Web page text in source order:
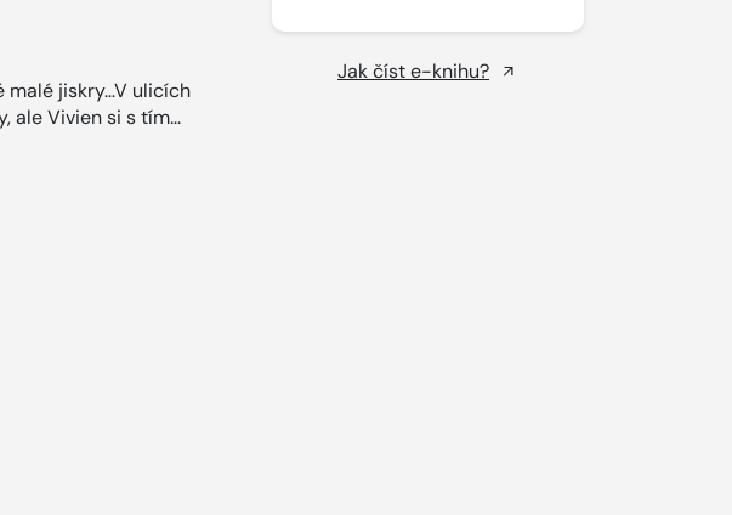
malé jiskry…V ulicích
ale Vivien si s tím...
Jak číst e-knihu?